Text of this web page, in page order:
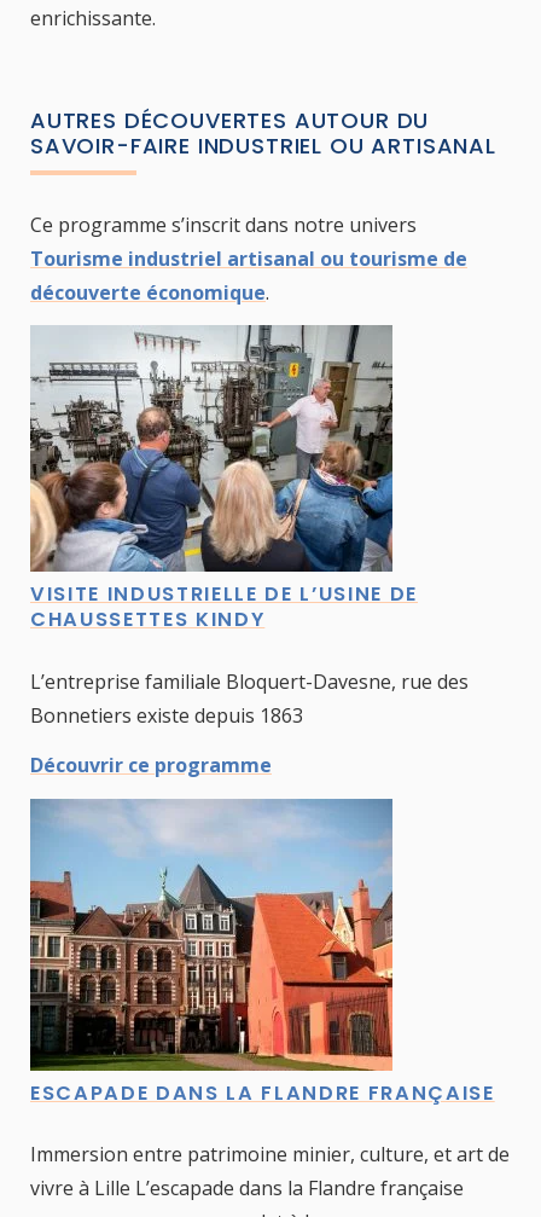
enrichissante.
AUTRES DÉCOUVERTES AUTOUR DU
SAVOIR-FAIRE INDUSTRIEL OU ARTISANAL
Ce programme s’inscrit dans notre univers
Tourisme industriel artisanal ou tourisme de
découverte économique.
VISITE INDUSTRIELLE DE L’USINE DE
CHAUSSETTES KINDY
L’entreprise familiale Bloquert-Davesne, rue des
Bonnetiers existe depuis 1863
Découvrir ce programme
ESCAPADE DANS LA FLANDRE FRANÇAISE
Immersion entre patrimoine minier, culture, et art de
vivre à Lille L’escapade dans la Flandre française